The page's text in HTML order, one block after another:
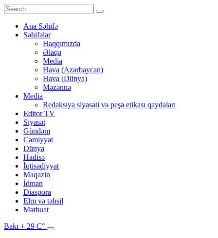
Ana Səhifə
Səhifələr
Haqqımızda
Əlaqə
Media
Hava (Azərbaycan)
Hava (Dünya)
Məzənnə
Media
Redaksiya siyasəti və peşə etikası qaydaları
Editor TV
Siyasət
Gündəm
Cəmiyyət
Dünya
Hadisə
İqtisadiyyat
Maqazin
İdman
Diaspora
Elm və təhsil
Mətbuat
Bakı + 29 C°